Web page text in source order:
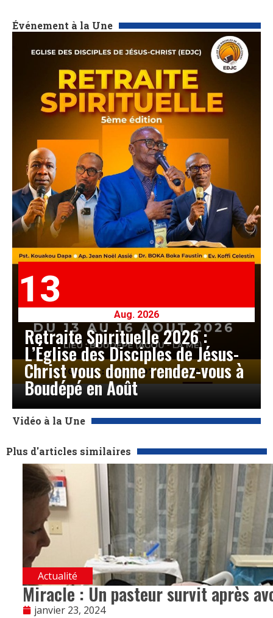
Événement à la Une
13
Aug. 2026
Retraite Spirituelle 2026 :
L’Église des Disciples de Jésus-
Christ vous donne rendez-vous à
Boudépé en Août
Vidéo à la Une
Plus d'articles similaires
Actualité
Miracle : Un pasteur survit après
janvier 23, 2024